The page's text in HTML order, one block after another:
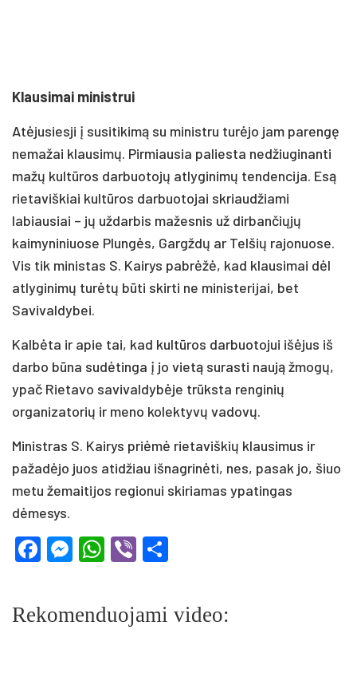
Klausimai ministrui
Atėjusiesji į susitikimą su ministru turėjo jam parengę
nemažai klausimų. Pirmiausia paliesta nedžiuginanti
mažų kultūros darbuotojų atlyginimų tendencija. Esą
rietaviškiai kultūros darbuotojai skriaudžiami
labiausiai – jų uždarbis mažesnis už dirbančiųjų
kaimyniniuose Plungės, Gargždų ar Telšių rajonuose.
Vis tik ministas S. Kairys pabrėžė, kad klausimai dėl
atlyginimų turėtų būti skirti ne ministerijai, bet
Savivaldybei.
Kalbėta ir apie tai, kad kultūros darbuotojui išėjus iš
darbo būna sudėtinga į jo vietą surasti naują žmogų,
ypač Rietavo savivaldybėje trūksta renginių
organizatorių ir meno kolektyvų vadovų.
Ministras S. Kairys priėmė rietaviškių klausimus ir
pažadėjo juos atidžiau išnagrinėti, nes, pasak jo, šiuo
metu žemaitijos regionui skiriamas ypatingas
dėmesys.
Facebook
Messenger
WhatsApp
Viber
Rekomenduojami video: